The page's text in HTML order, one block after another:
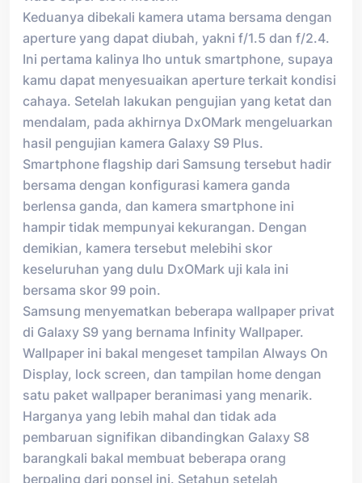
Keduanya dibekali kamera utama bersama dengan
aperture yang dapat diubah, yakni f/1.5 dan f/2.4.
Ini pertama kalinya lho untuk smartphone, supaya
kamu dapat menyesuaikan aperture terkait kondisi
cahaya. Setelah lakukan pengujian yang ketat dan
mendalam, pada akhirnya DxOMark mengeluarkan
hasil pengujian kamera Galaxy S9 Plus.
Smartphone flagship dari Samsung tersebut hadir
bersama dengan konfigurasi kamera ganda
berlensa ganda, dan kamera smartphone ini
hampir tidak mempunyai kekurangan. Dengan
demikian, kamera tersebut melebihi skor
keseluruhan yang dulu DxOMark uji kala ini
bersama skor 99 poin.
Samsung menyematkan beberapa wallpaper privat
di Galaxy S9 yang bernama Infinity Wallpaper.
Wallpaper ini bakal mengeset tampilan Always On
Display, lock screen, dan tampilan home dengan
satu paket wallpaper beranimasi yang menarik.
Harganya yang lebih mahal dan tidak ada
pembaruan signifikan dibandingkan Galaxy S8
barangkali bakal membuat beberapa orang
berpaling dari ponsel ini. Setahun setelah